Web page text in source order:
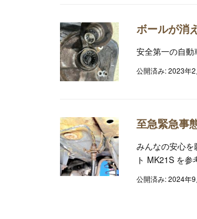
ボールが消
安全第一の自
公開済み: 2023年2
至急緊急事
みんなの安心
ト MK21S を
公開済み: 2024年